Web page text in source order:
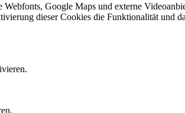
Google Maps und externe
dieser Cookies die Funktionalität und